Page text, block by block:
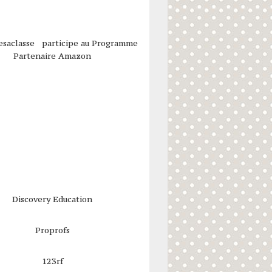
participe au Programme
Partenaire Amazon
Discovery Education
Proprofs
123rf